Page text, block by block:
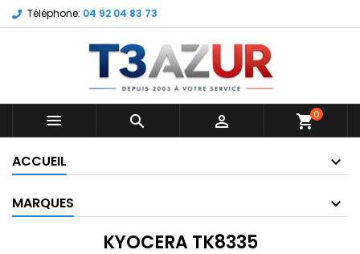
Téléphone: 04 92 04 83 73
   shopping_cart0
ACCUEIL
MARQUES
KYOCERA TK8335